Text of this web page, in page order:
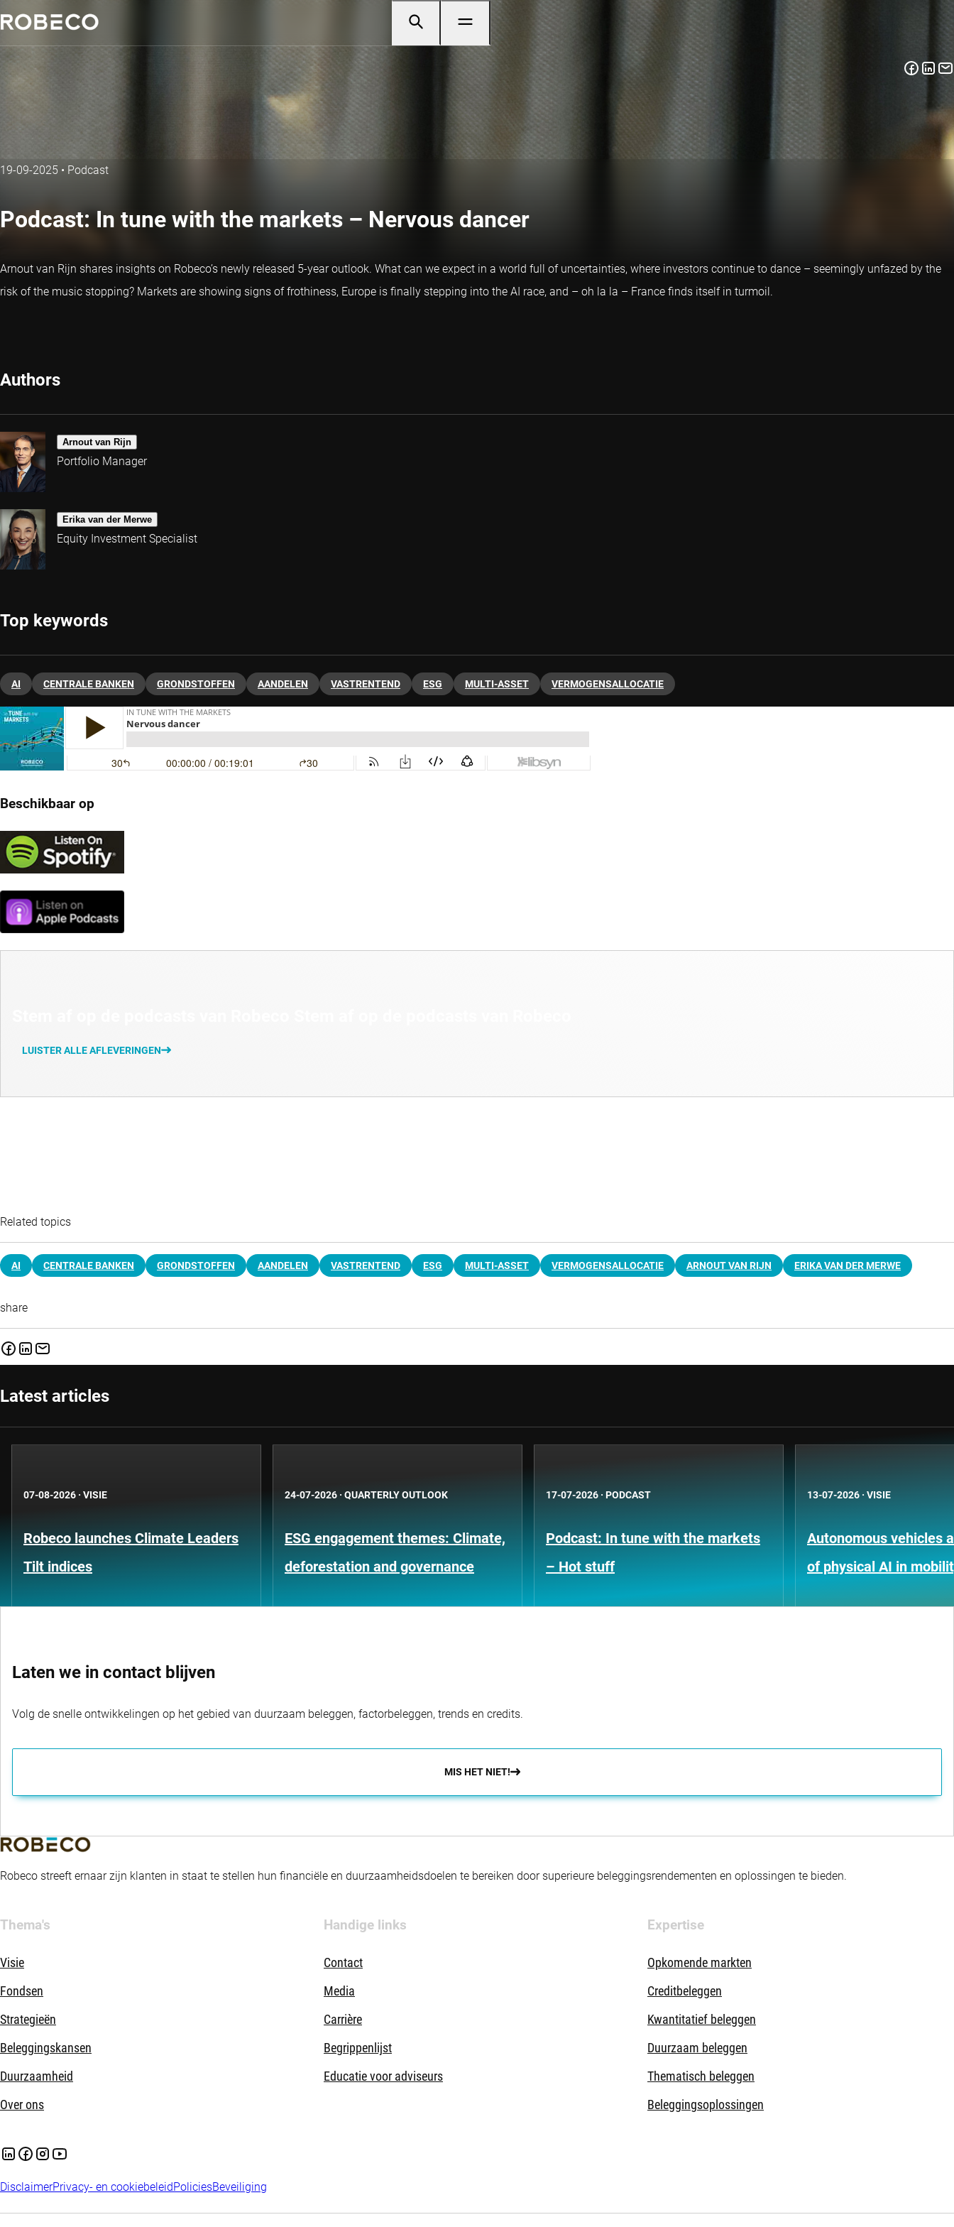
19-09-2025 • Podcast
Podcast: In tune with the markets – Nervous dancer
Arnout van Rijn shares insights on Robeco’s newly released 5-year outlook. What can we expect in a world full of uncertainties, where investors continue to dance – seemingly unfazed by the
risk of the music stopping? Markets are showing signs of frothiness, Europe is finally stepping into the AI race, and – oh la la – France finds itself in turmoil.
Authors
Arnout van Rijn
Portfolio Manager
Erika van der Merwe
Equity Investment Specialist
Top keywords
AI CENTRALE BANKEN GRONDSTOFFEN AANDELEN VASTRENTEND ESG MULTI-ASSET VERMOGENSALLOCATIE
Beschikbaar op
LUISTER ALLE AFLEVERINGEN
Related topics
AI CENTRALE BANKEN GRONDSTOFFEN AANDELEN VASTRENTEND ESG MULTI-ASSET VERMOGENSALLOCATIE ARNOUT VAN RIJN ERIKA VAN DER MERWE
share
Latest articles
07-08-2026 · VISIE
Robeco launches Climate Leaders
Tilt indices
24-07-2026 · QUARTERLY OUTLOOK
ESG engagement themes: Climate,
deforestation and governance
17-07-2026 · PODCAST
Podcast: In tune with the markets
– Hot stuff
13-07-2026 · VISIE
Autonomous vehicles
of physical AI in
Laten we in contact blijven
Volg de snelle ontwikkelingen op het gebied van duurzaam beleggen, factorbeleggen, trends en credits.
MIS HET NIET!
Robeco streeft ernaar zijn klanten in staat te stellen hun financiële en duurzaamheidsdoelen te bereiken door superieure beleggingsrendementen en oplossingen te bieden.
Thema's
Visie
Fondsen
Strategieën
Beleggingskansen
Duurzaamheid
Over ons
Handige links
Contact
Media
Carrière
Begrippenlijst
Educatie voor adviseurs
Expertise
Opkomende markten
Creditbeleggen
Kwantitatief beleggen
Duurzaam beleggen
Thematisch beleggen
Beleggingsoplossingen
DisclaimerPrivacy- en cookiebeleidPoliciesBeveiliging